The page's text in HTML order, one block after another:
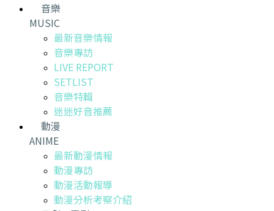
音樂
MUSIC
最新音樂情報
音樂專訪
LIVE REPORT
SETLIST
音樂特輯
迷迷好音推薦
動漫
ANIME
最新動漫情報
動漫專訪
動漫活動報導
動漫分析考察介紹